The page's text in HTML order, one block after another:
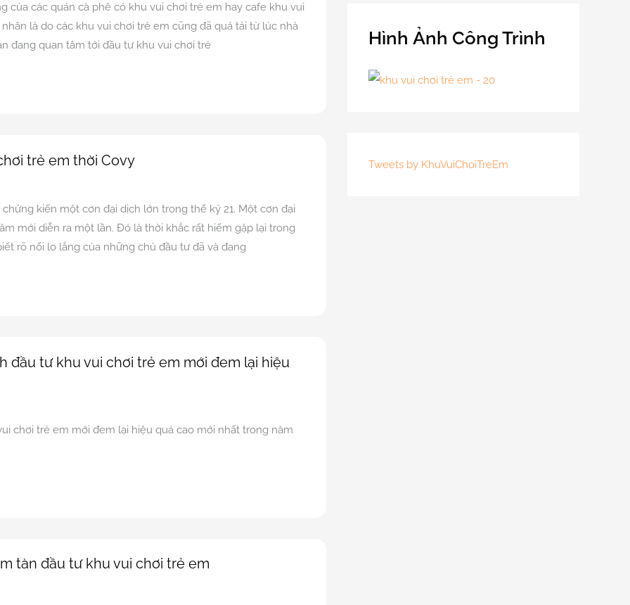
của các quán cà phê có khu vui chơi trẻ em hay cafe khu vui
là do các khu vui chơi trẻ em cũng đã quá tải từ lúc nhà
đang quan tâm tới đầu tư khu vui chơi trẻ
trẻ em thời Covy
kiến một cơn đại dịch lớn trong thế kỷ 21. Một cơn đại
mới diễn ra một lần. Đó là thời khắc rất hiếm gặp lại trong
rõ nổi lo lắng của những chủ đầu tư đã và đang
đầu tư khu vui chơi trẻ em mới đem lại hiệu
chơi trẻ em mới đem lại hiệu quả cao mới nhất trong năm
tàn đầu tư khu vui chơi trẻ em
Hình Ảnh Công Trình
Tweets by KhuVuiChoiTreEm